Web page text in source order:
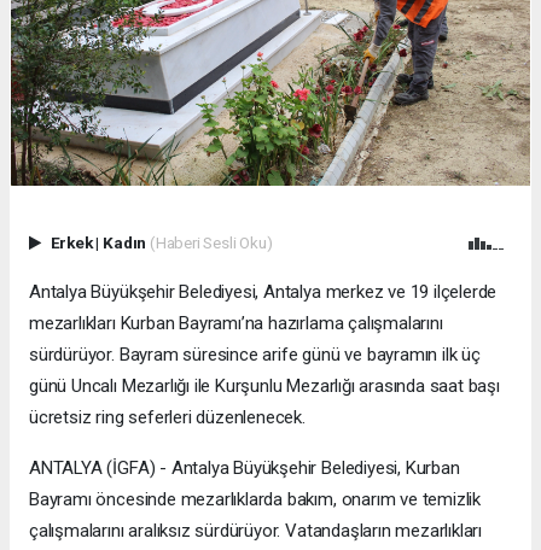
Erkek| Kadın (Haberi Sesli Oku)
Antalya Büyükşehir Belediyesi, Antalya merkez ve 19 ilçelerde
mezarlıkları Kurban Bayramı’na hazırlama çalışmalarını
sürdürüyor. Bayram süresince arife günü ve bayramın ilk üç
günü Uncalı Mezarlığı ile Kurşunlu Mezarlığı arasında saat başı
ücretsiz ring seferleri düzenlenecek.
ANTALYA (İGFA) - Antalya Büyükşehir Belediyesi, Kurban
Bayramı öncesinde mezarlıklarda bakım, onarım ve temizlik
çalışmalarını aralıksız sürdürüyor. Vatandaşların mezarlıkları